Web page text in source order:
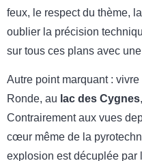
feux, le respect du thème,
oublier la précision
sur tous ces plans avec
Autre point marquant :
Ronde, au lac des Cygnes
Contrairement aux vues
cœur même de la
explosion est décuplée par